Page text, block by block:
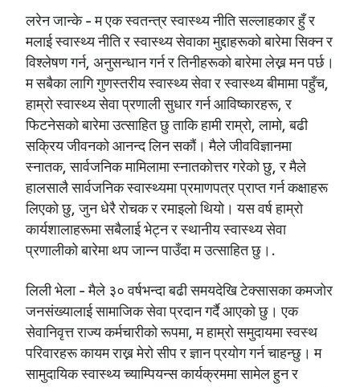
लरेन जान्के - म एक स्वतन्त्र स्वास्थ्य नीति सल्लाहकार हुँ र
मलाई स्वास्थ्य नीति र स्वास्थ्य सेवाका मुद्दाहरूको बारेमा सिक्न र
विश्लेषण गर्न, अनुसन्धान गर्न र तिनीहरूको बारेमा लेख्न मन पर्छ।
म सबैका लागि गुणस्तरीय स्वास्थ्य सेवा र स्वास्थ्य बीमामा पहुँच,
हाम्रो स्वास्थ्य सेवा प्रणाली सुधार गर्न आविष्कारहरू, र
फिटनेसको बारेमा उत्साहित छु ताकि हामी राम्रो, लामो, बढी
सक्रिय जीवनको आनन्द लिन सकौं। मैले जीवविज्ञानमा
स्नातक, सार्वजनिक मामिलामा स्नातकोत्तर गरेको छु, र मैले
हालसालै सार्वजनिक स्वास्थ्यमा प्रमाणपत्र प्राप्त गर्न कक्षाहरू
लिएको छु, जुन धेरै रोचक र रमाइलो थियो। यस वर्ष हाम्रो
कार्यशालाहरूमा सबैलाई भेट्न र स्थानीय स्वास्थ्य सेवा
प्रणालीको बारेमा थप जान्न पाउँदा म उत्साहित छु।.
लिली भेला - मैले ३० वर्षभन्दा बढी समयदेखि टेक्सासका कमजोर
जनसंख्यालाई सामाजिक सेवा प्रदान गर्दै आएको छु। एक
सेवानिवृत्त राज्य कर्मचारीको रूपमा, म हाम्रो समुदायमा स्वस्थ
परिवारहरू कायम राख्न मेरो सीप र ज्ञान प्रयोग गर्न चाहन्छु। म
सामुदायिक स्वास्थ्य च्याम्पियन्स कार्यक्रममा सामेल हुन र